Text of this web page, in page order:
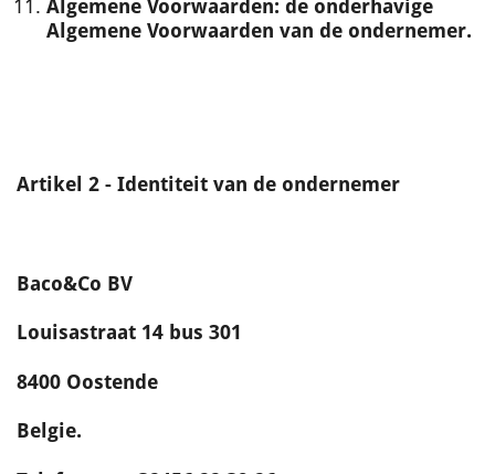
Algemene Voorwaarden: de onderhavige
Algemene Voorwaarden van de ondernemer.
Artikel 2 - Identiteit van de ondernemer
Baco&Co BV
Louisastraat 14 bus 301
8400 Oostende
Belgie.